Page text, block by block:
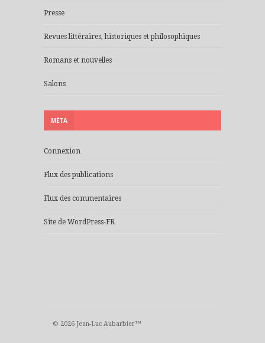
Presse
Revues littéraires, historiques et philosophiques
Romans et nouvelles
Salons
MÉTA
Connexion
Flux des publications
Flux des commentaires
Site de WordPress-FR
© 2026 Jean-Luc Aubarbier™